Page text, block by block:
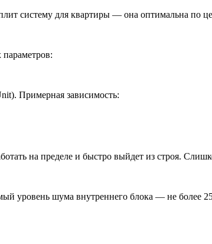
систему для квартиры — она оптимальна по
Примерная зависимость:
на пределе и быстро выйдет из строя.
уровень шума внутреннего блока — не более